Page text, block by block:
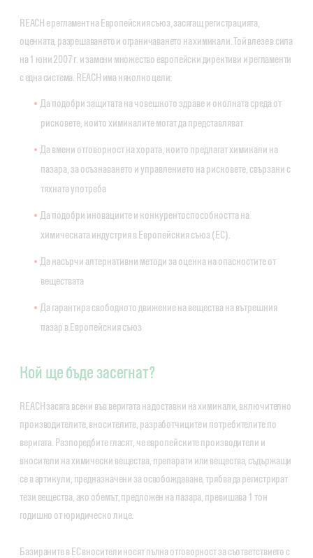
REACH е регламент на Европейския съюз, засягащ регистрацията,
оценката, разрешаването и ограничаването на химикали. Той влезе в сила
на 1 юни 2007 г. и замени множество европейски директиви и регламенти
с една система. REACH има няколко цели:
Да подобри защитата на човешкото здраве и околната среда от
рисковете, които химикалите могат да представляват
Да вмени отговорност на хората, които предлагат химикали на
пазара, за осъзнаването и управлението на рисковете, свързани с
тяхната употреба
Да подобри иновациите и конкурентоспособността на
химическата индустрия в Европейския съюз (ЕС).
Да насърчи алтернативни методи за оценка на опасностите от
веществата
Да гарантира свободното движение на вещества на вътрешния
пазар в Европейския съюз
Кой ще бъде засегнат?
REACH засяга всеки във веригата на доставки на химикали, включително
производителите, вносителите, разработчиците и потребителите по
веригата. Разпоредбите гласят, че европейските производители и
вносители на химически вещества, препарати или вещества, съдържащи
се в артикули, предназначени за освобождаване, трябва да регистрират
тези вещества, ако обемът, предложен на пазара, превишава 1 тон
годишно от юридическо лице.
Базираните в ЕС вносители носят пълна отговорност за съответствието с